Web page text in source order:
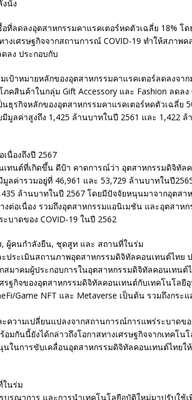
ที่ลดลงอุตสาหกรรมคาแรคเตอร์หดตัวเฉลี่ย 18% โ
งเศรษฐกิจจากสถานการณ์ COVID-19 ทำให้สภาพค
ลง ประกอบกับ
ป้าหมายหลักของอุตสาหกรรมคาแรคเตอร์ลดลงจาก
ภคสินค้าในกลุ่ม Gift Accessory และ Fashion ลดลง
ธุรกิจหลักของอุตสาหกรรมคาแรคเตอร์หดตัวเฉลี่ย
มูลค่าสูงถึง 1,425 ล้านบาทในปี 2561 และ 1,422 ล้
นื่องถึงปี 2567
ทนต์ที่เกิดขึ้น ดีป้า คาดการณ์ว่า อุตสาหกรรมดิจิทัล
มูลค่ารวมอยู่ที่ 46,961 และ 53,729 ล้านบาทในปี
ล้านบาทในปี 2567 โดยมีปัจจัยหนุนมาจากอุตสา
ต่อเนื่อง รวมถึงอุตสาหกรรมแอนิเมชัน และอุตสาหก
บาดของ COVID-19 ในปี 2562
ประเมินสถานภาพอุตสาหกรรมดิจิทัลคอนเทนต์ไทย
สมาคมผู้ประกอบการในอุตสาหกรรมดิจิทัลคอนเทนต์
รฐกิจของอุตสาหกรรมดิจิทัลคอนเทนต์กับเทคโนโลยี
Game NFT และ Metaverse เป็นต้น รวมถึงกระ
ความเปลี่ยนแปลงจากสถานการณ์การแพร่ระบาดขอ
มกันนี้ยังได้กล่าวถึงโอกาสทางเศรษฐกิจจากเทคโน
ในการขับเคลื่อนอุตสาหกรรมดิจิทัลคอนเทนต์ไทยใ
รณาการ และการนำเทคโนโลยีอุบัติใหม่มาปรับใช้เ